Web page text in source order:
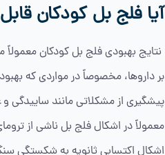
آیا فلج بل کودکان
بر داروها، مخصوصاً در مواردی که
پیشگیری از مشکلاتی مانند ساییدگی